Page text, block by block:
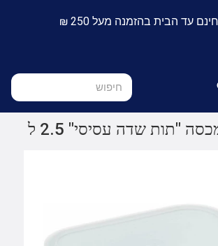
עד הבית בהזמנה מעל 250 ₪
"תות שדה עסיסי" 2.5 ל